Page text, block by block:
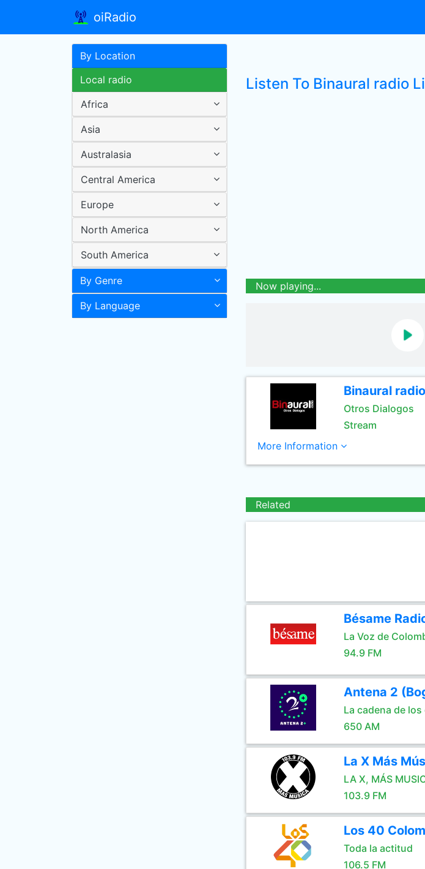
oiRadio
By Location
Local radio
Africa
Asia
Australasia
Central America
Europe
North America
South America
By Genre
By Language
Listen To Binaural radio
Now playing...
Binaural radio
Otros Dialogos
Stream
More Information
Related
Bésame
La Voz de
94.9 FM
Antena 2
La cadena de
650 AM
La X Más
LA X, MÁS
103.9 FM
Los 40
Toda la actitud
106.5 FM